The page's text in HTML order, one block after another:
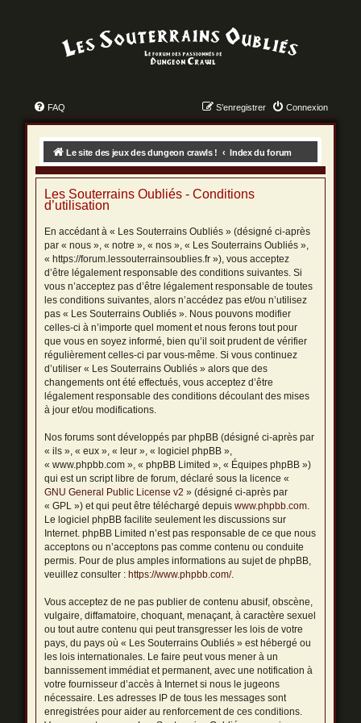
FAQ Connexion
S’enregistrer
Le site des jeux des dungeon crawls ! Index du forum
Les Souterrains Oubliés - Conditions
d’utilisation
En accédant à « Les Souterrains Oubliés » (désigné ci-après
par « nous », « notre », « nos », « Les Souterrains Oubliés »,
« https://forum.lessouterrainsoublies.fr »), vous acceptez
d’être légalement responsable des conditions suivantes. Si
vous n’acceptez pas d’être légalement responsable de toutes
les conditions suivantes, alors n’accédez pas et/ou n’utilisez
pas « Les Souterrains Oubliés ». Nous pouvons modifier
celles-ci à n’importe quel moment et nous ferons tout pour
que vous en soyez informé, bien qu’il soit prudent de vérifier
régulièrement celles-ci par vous-même. Si vous continuez
d’utiliser « Les Souterrains Oubliés » alors que des
changements ont été effectués, vous acceptez d’être
légalement responsable des conditions découlant des mises
à jour et/ou modifications.
Nos forums sont développés par phpBB (désigné ci-après par
« ils », « eux », « leur », « logiciel phpBB »,
« www.phpbb.com », « phpBB Limited », « Équipes phpBB »)
qui est un script libre de forum, déclaré sous la licence «
GNU General Public License v2 » (désigné ci-après par
« GPL ») et qui peut être téléchargé depuiswww.phpbb.com.
Le logiciel phpBB facilite seulement les discussions sur
Internet. phpBB Limited n’est pas responsable de ce que nous
acceptons ou n’acceptons pas comme contenu ou conduite
permis. Pour de plus amples informations au sujet de phpBB,
veuillez consulter : https://www.phpbb.com/.
Vous acceptez de ne pas publier de contenu abusif, obscène,
vulgaire, diffamatoire, choquant, menaçant, à caractère sexuel
ou tout autre contenu qui peut transgresser les lois de votre
pays, du pays où « Les Souterrains Oubliés » est hébergé ou
les lois internationales. Le faire peut vous mener à un
bannissement immédiat et permanent, avec une notification à
votre fournisseur d’accès à Internet si nous le jugeons
nécessaire. Les adresses IP de tous les messages sont
enregistrées pour aider au renforcement de ces conditions.